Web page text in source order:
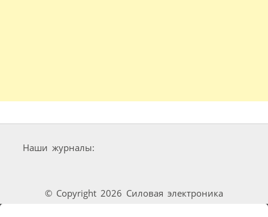
Наши журналы:
© Copyright 2026 Силовая электроника